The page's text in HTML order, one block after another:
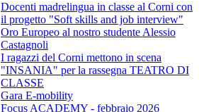
Docenti madrelingua in classe al Corni con
il progetto "Soft skills and job interview"
Oro Europeo al nostro studente Alessio
Castagnoli
I ragazzi del Corni mettono in scena
"INSANIA" per la rassegna TEATRO DI
CLASSE
Gara E-mobility
Focus ACADEMY - febbraio 2026